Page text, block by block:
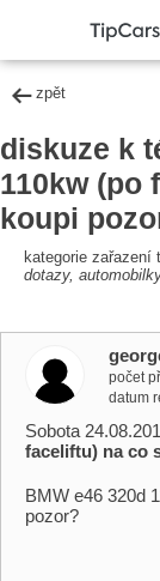
zpět
diskuze k
110kw (po
koupi
kategorie zařazení
dotazy,
počet
datum
Sobota
faceliftu) na co
BMW e46 320d
pozor?